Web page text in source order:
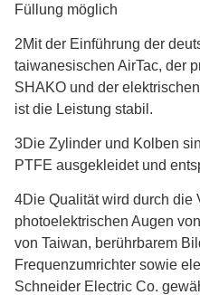
Füllung möglich
2Mit der Einführung der
taiwanesischen AirTac, der
SHAKO und der
ist die Leistung stabil.
3Die Zylinder und Kolben
PTFE ausgekleidet und
4Die Qualität wird durch die
photoelektrischen Augen
von Taiwan, berührbarem
Frequenzumrichter sowie
Schneider Electric Co.